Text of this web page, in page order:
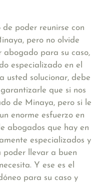
poder reunirse con
pero no olvide
abogado para su caso,
especializado en el
usted solucionar, debe
que si nos
de Minaya, pero si le
enorme esfuerzo en
abogados que hay en
especializados y
poder llevar a buen
Y ese es el
para su caso y